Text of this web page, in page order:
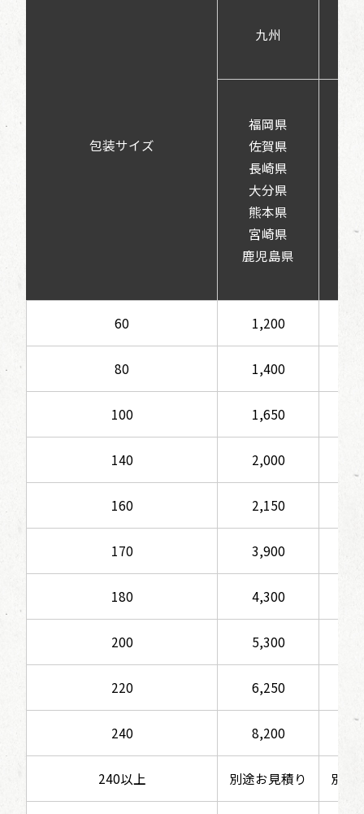
包装サイズ
九州
福岡県
佐賀県
長崎県
大分県
熊本県
宮崎県
鹿児島県
60 1,200
80 1,400
100 1,650
140 2,000
160 2,150
170 3,900
180 4,300
200 5,300
220 6,250
240 8,200
240以上 別途お見積り 別途